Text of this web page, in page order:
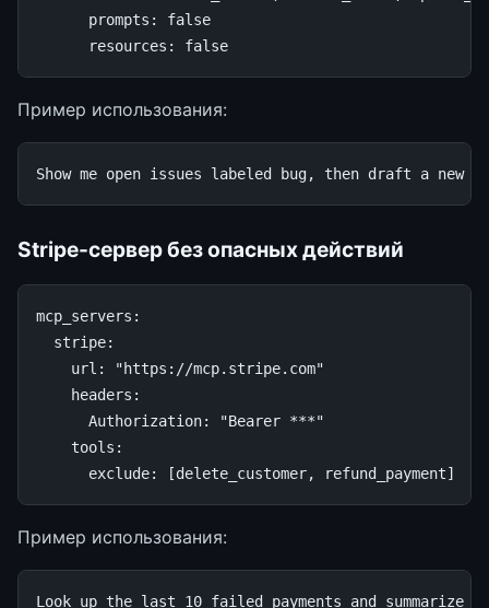
prompts :
false
resources : false
Пример использования:
Stripe-сервер без опасных действий
mcp_servers :
stripe:
url :
"https://mcp.stripe.com"
headers :
Authorization: "Bearer ***"
tools :
exclude: [delete_customer, refund_payment]
Пример использования: